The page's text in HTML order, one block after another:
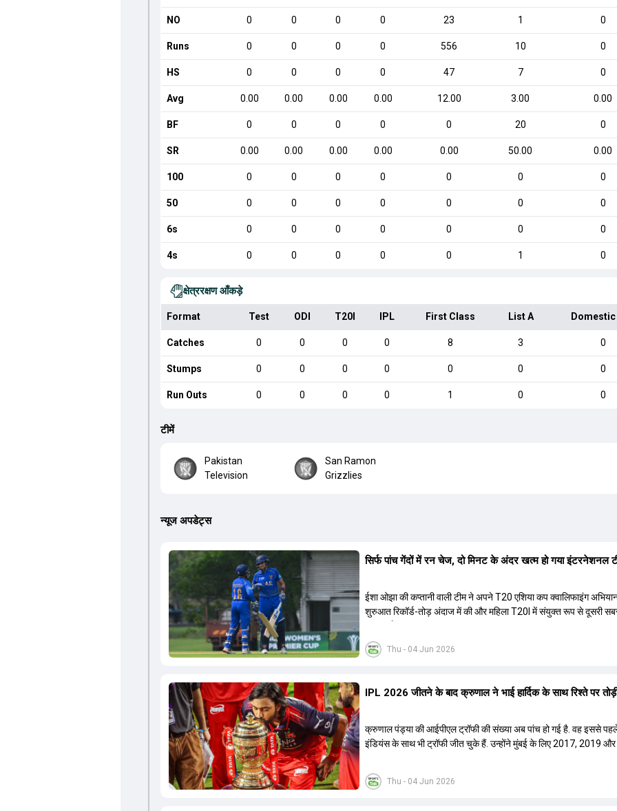
NO 0 0 0 0 23 1 0
Runs 0 0 0 0 556 10 0
HS 0 0 0 0 47 7 0
Avg 0.00 0.00 0.00 0.00 12.00 3.00 0.00
BF 0 0 0 0 0 20 0
SR 0.00 0.00 0.00 0.00 0.00 50.00 0.00
100 0 0 0 0 0 0 0
50 0 0 0 0 0 0 0
6s 0 0 0 0 0 0 0
4s 0 0 0 0 0 1 0
क्षेत्ररक्षण आँकड़े
Format Test ODI T20I IPL First Class List A
Catches 0 0 0 0 8 3 0
Stumps 0 0 0 0 0 0 0
Run Outs 0 0 0 0 1 0 0
टीमें
Pakistan
Television
San Ramon
Grizzlies
न्यूज अपडेट्स
Thu - 04 Jun 2026
सिर्फ पांच गेंदों में रन चेज, दो मिनट के अंदर खत्म हो गया इंटरनेशनल
ईशा ओझा की कप्तानी वाली टीम ने अपने T20 एशिया कप क्वालिफाइंग
शुरुआत रिकॉर्ड-तोड़ अंदाज में की और महिला T20I में संयुक्त रूप से दूसरी
Thu - 04 Jun 2026
IPL 2026 जीतने के बाद क्रुणाल ने भाई हार्द‍िक के साथ र‍िश्ते पर
क्रुणाल पंड्या की आईपीएल ट्रॉफी की संख्या अब पांच हो गई है. वह इससे
इंडियंस के साथ भी ट्रॉफी जीत चुके हैं. उन्होंने मुंबई के लिए 2017, 2019